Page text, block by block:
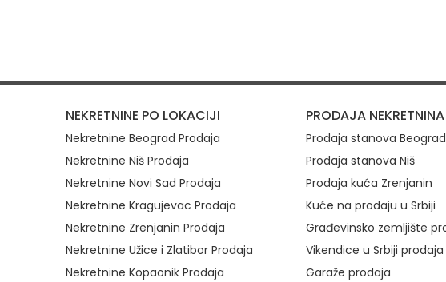
NEKRETNINE PO LOKACIJI
Nekretnine Beograd Prodaja
Nekretnine Niš Prodaja
Nekretnine Novi Sad Prodaja
Nekretnine Kragujevac Prodaja
Nekretnine Zrenjanin Prodaja
Nekretnine Užice i Zlatibor Prodaja
Nekretnine Kopaonik Prodaja
PRODAJA NEKRETNINA
Prodaja stanova Beograd
Prodaja stanova Niš
Prodaja kuća Zrenjanin
Kuće na prodaju u Srbiji
Građevinsko zemljište
Vikendice u Srbiji prodaja
Garaže prodaja